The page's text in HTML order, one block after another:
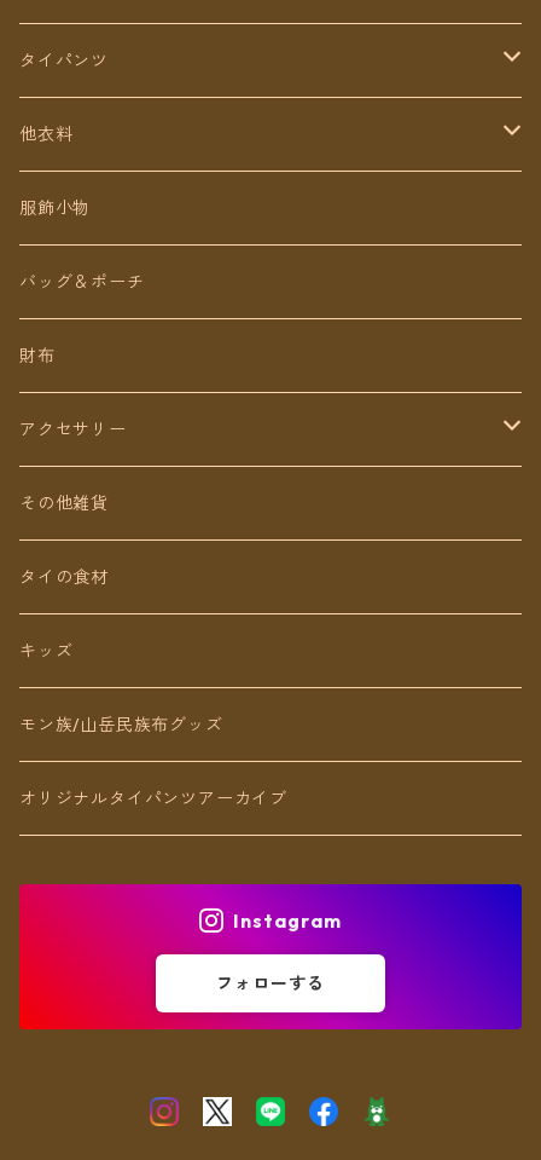
タイパンツ
定番無地タイパンツ
チェトオリジナル
ロング丈
ミディアム丈
ショート丈
Baby&Kids
他衣料
トップス
ワンピース
パンツ
スカート
キッズ
服飾小物
バッグ＆ポーチ
財布
アクセサリー
ピアス（イヤリング）
ネックレス
リング
ブレスレット
アンクレット
その他雑貨
タイの食材
キッズ
モン族/山岳民族布グッズ
オリジナルタイパンツアーカイブ
Instagram
フォローする